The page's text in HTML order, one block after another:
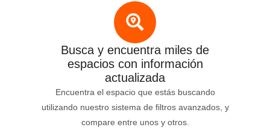
Busca y encuentra miles de
espacios con información
actualizada
Encuentra el espacio que estás buscando
utilizando nuestro sistema de filtros avanzados, y
compare entre unos y otros.